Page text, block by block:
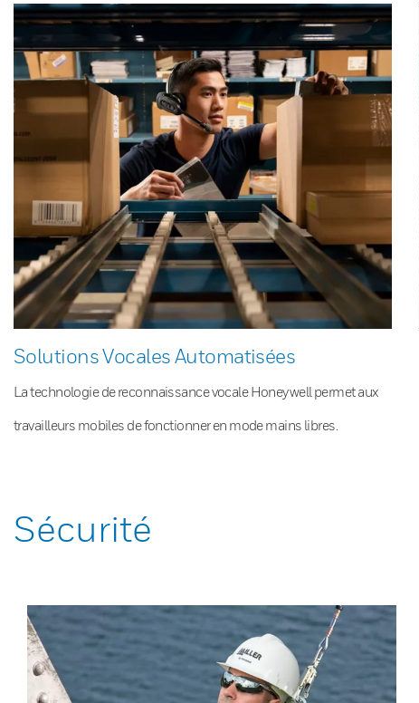
Solutions Vocales Automatisées
La technologie de reconnaissance vocale Honeywell permet aux
travailleurs mobiles de fonctionner en mode mains libres.
Sécurité